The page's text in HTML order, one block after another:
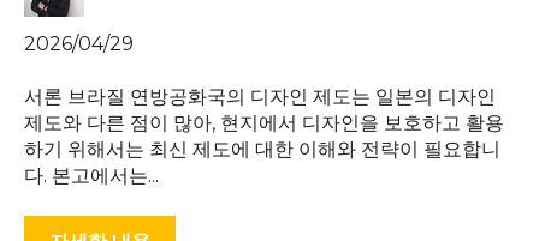
2026/04/29
서론 브라질 연방공화국의 디자인 제도는 일본의 디자인
제도와 다른 점이 많아, 현지에서 디자인을 보호하고 활용
하기 위해서는 최신 제도에 대한 이해와 전략이 필요합니
다. 본고에서는...